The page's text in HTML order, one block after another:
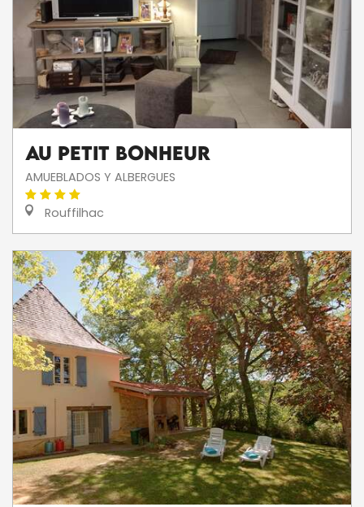
Au petit bonheur
AMUEBLADOS Y ALBERGUES
Rouffilhac